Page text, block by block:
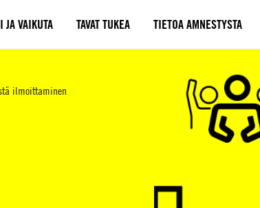
JA VAIKUTA TAVAT TUKEA TIETOA AMNESTYSTA
ilmoittaminen